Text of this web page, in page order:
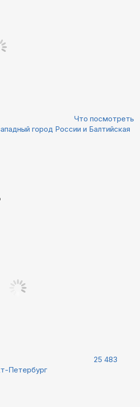
Что посмотреть
город России и Балтийская
25 483
Петербург